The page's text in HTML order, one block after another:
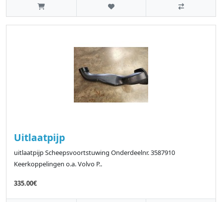
Uitlaatpijp
uitlaatpijp Scheepsvoortstuwing Onderdeelnr. 3587910
Keerkoppelingen o.a. Volvo P..
335.00€